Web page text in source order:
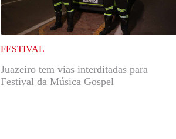
FESTIVAL
Juazeiro tem vias interditadas para
Festival da Música Gospel